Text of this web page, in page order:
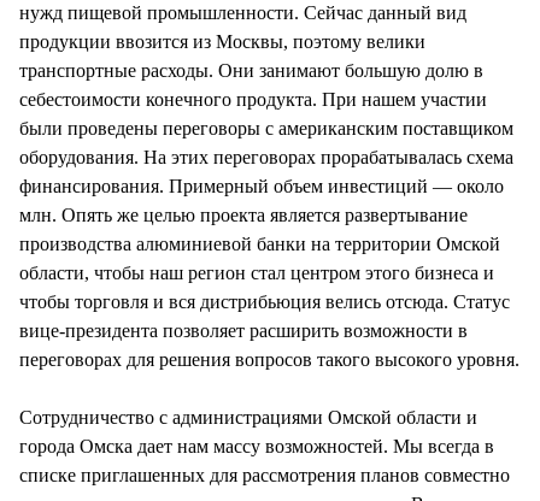
нужд пищевой промышленности. Сейчас данный вид
продукции ввозится из Москвы, поэтому велики
транспортные расходы. Они занимают большую долю в
себестоимости конечного продукта. При нашем участии
были проведены переговоры с американским поставщиком
оборудования. На этих переговорах прорабатывалась схема
финансирования. Примерный объем инвестиций — около
млн. Опять же целью проекта является развертывание
производства алюминиевой банки на территории Омской
области, чтобы наш регион стал центром этого бизнеса и
чтобы торговля и вся дистрибьюция велись отсюда. Статус
вице-президента позволяет расширить возможности в
переговорах для решения вопросов такого высокого уровня.
Сотрудничество с администрациями Омской области и
города Омска дает нам массу возможностей. Мы всегда в
списке приглашенных для рассмотрения планов совместно